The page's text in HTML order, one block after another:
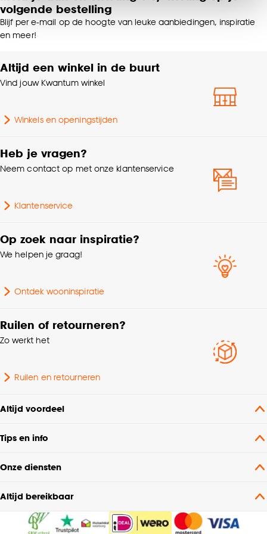
van alle cookies, of klik op ‘weigeren’ om alleen de
noodzakelijke cookies te accepteren. Je kunt er ook
voor kiezen om bepaalde cookies wel of niet te
klikken.
Goed om te weten is dat je deze keuze altijd nog
cookieverklaring.
samenhangend design en optimaal comfort in je tuin of op je
terras.
Voor een langere levensduur en optimaal gebruik, dek je de
Aantal zitplaatsen
Zithoogte 43 CM
volgende bestelling
Blijf per e-mail op de hoogte van leuke aanbiedingen, inspiratie
en meer!
Altijd een winkel in de buurt
Vind jouw Kwantum winkel
Winkels en openingstijden
Heb je vragen?
Neem contact op met onze klantenservice
Klantenservice
Op zoek naar inspiratie?
We helpen je graag!
Ontdek wooninspiratie
Ruilen of retourneren?
Zo werkt het
Ruilen en retourneren
Altijd voordeel
Tips en info
Onze diensten
Altijd bereikbaar